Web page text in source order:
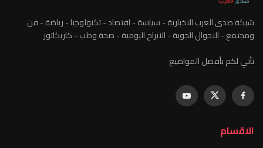
- سياسة - اقتصاد - تكنولوجيا - رياضة - فن
- الابراج اليومية - صحة وطب - كاريكاتور